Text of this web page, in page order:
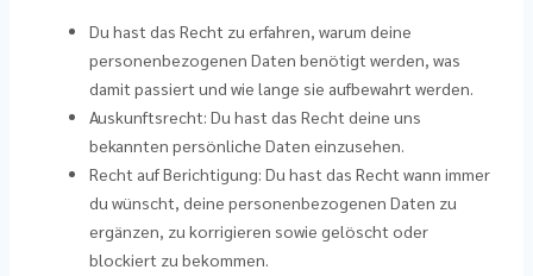
Du hast das Recht zu erfahren, warum deine
personenbezogenen Daten benötigt werden, was
damit passiert und wie lange sie aufbewahrt werden.
Auskunftsrecht: Du hast das Recht deine uns
bekannten persönliche Daten einzusehen.
Recht auf Berichtigung: Du hast das Recht wann immer
du wünscht, deine personenbezogenen Daten zu
ergänzen, zu korrigieren sowie gelöscht oder
blockiert zu bekommen.